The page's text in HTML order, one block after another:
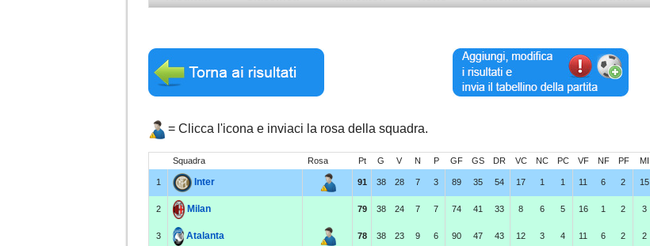
= Clicca l'icona e inviaci la rosa della squadra.
Squadra Rosa Pt G V N P GF GS DR VC NC PC VF NF PF MI
1 Inter 91 38 28 7 3 89 35 54 17 1 1 11 6 2 15
2 Milan 79 38 24 7 7 74 41 33 8 6 5 16 1 2 3
3 Atalanta 78 38 23 9 6 90 47 43 12 3 4 11 6 2 2